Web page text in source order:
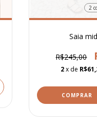
2
Saia
R$245,00
2x de
COMPRAR